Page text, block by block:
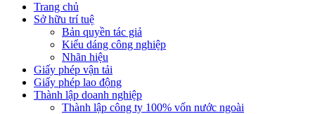
Trang chủ
Sở hữu trí tuệ
Bản quyền tác giả
Kiểu dáng công nghiệp
Nhãn hiệu
Giấy phép vận tải
Giấy phép lao động
Thành lập doanh nghiệp
Thành lập công ty 100% vốn nước ngoài